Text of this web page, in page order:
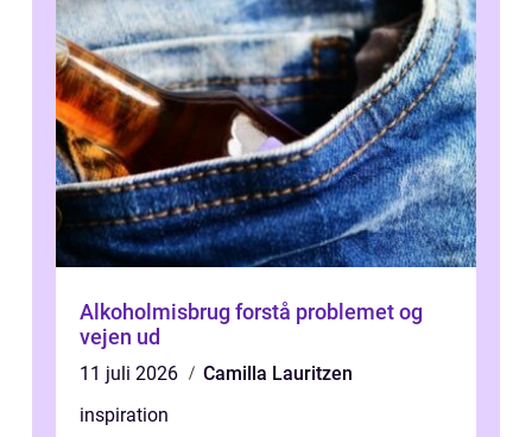
Alkoholmisbrug forstå problemet og
vejen ud
11 juli 2026
Camilla Lauritzen
inspiration